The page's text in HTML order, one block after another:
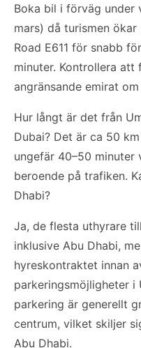
Boka bil i förväg under
mars) då turismen
Road E611 för snabb
minuter. Kontrollera
angränsande emirat
Hur långt är det från
Dubai? Det är ca 50
ungefär 40–50 minuter
beroende på trafiken.
Dhabi?
Ja, de flesta uthyrare
inklusive Abu Dhabi,
hyreskontraktet innan
parkeringsmöjligheter i
parkering är generellt
centrum, vilket skiljer
Abu Dhabi.